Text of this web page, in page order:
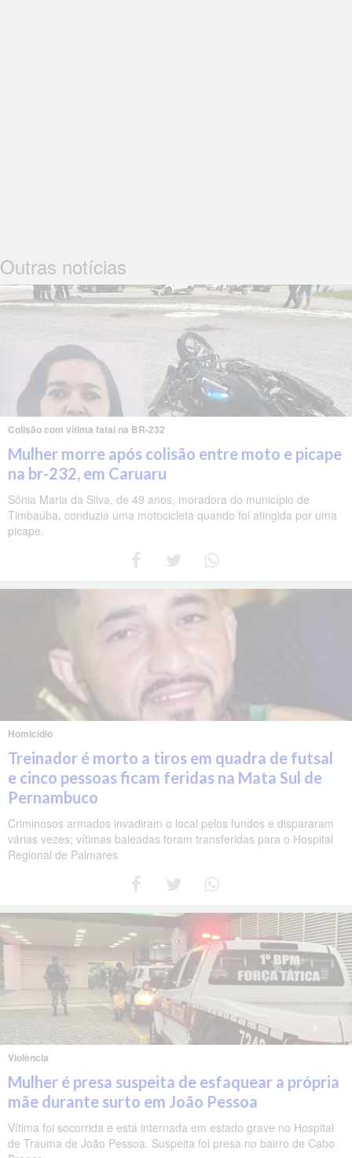
Outras notícias
Colisão com vítima fatal na BR-232
Mulher morre após colisão entre moto e picape
na br-232, em Caruaru
Sônia Maria da Silva, de 49 anos, moradora do município de
Timbaúba, conduzia uma motocicleta quando foi atingida por uma
picape.
Homicídio
Treinador é morto a tiros em quadra de futsal
e cinco pessoas ficam feridas na Mata Sul de
Pernambuco
Criminosos armados invadiram o local pelos fundos e dispararam
várias vezes; vítimas baleadas foram transferidas para o Hospital
Regional de Palmares
Violência
Mulher é presa suspeita de esfaquear a própria
mãe durante surto em João Pessoa
Vítima foi socorrida e está internada em estado grave no Hospital
de Trauma de João Pessoa. Suspeita foi presa no bairro de Cabo